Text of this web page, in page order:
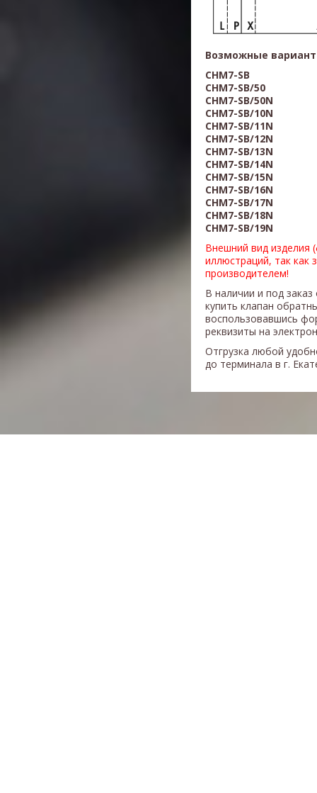
Возможные
CHM7-SB
CHM7-SB/50
CHM7-SB/50N
CHM7-SB/10N
CHM7-SB/11N
CHM7-SB/12N
CHM7-SB/13N
CHM7-SB/14N
CHM7-SB/15N
CHM7-SB/16N
CHM7-SB/17N
CHM7-SB/18N
CHM7-SB/19N
Внешний вид изделия
иллюстраций, так как
производителем!
В наличии и под
купить клапан
воспользовавшись
реквизиты на
Отгрузка любой
до терминала в г.